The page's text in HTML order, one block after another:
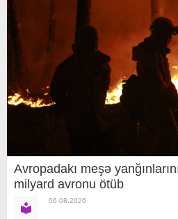
Avropadakı meşə
milyard avronu ötüb
06.08.2026